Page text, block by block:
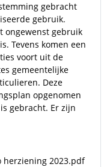
gebracht
gebruik.
ongewenst gebruik
Tevens komen een
voort uit de
gemeentelijke
Deze
opgenomen
gebracht. Er zijn
herziening 2023.pdf